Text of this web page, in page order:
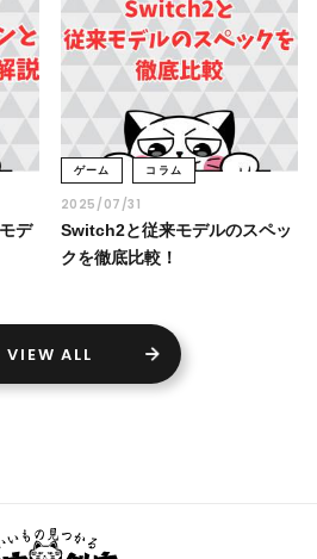
デ
ゲーム コラム
2025/07/31
Switch2と従来モデルのスペッ
クを徹底比較！
VIEW ALL